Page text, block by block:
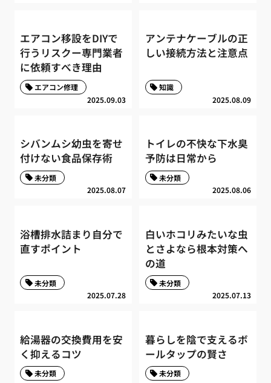
エアコン移設をDIYで
行うリスクー専門業者
に依頼すべき理由
2025.09.03
エアコン修理
アンテナケーブルの正
しい接続方法と注意点
2025.08.09
知識
シバンムシ幼虫を寄せ
付けない食品保存術
2025.08.07
未分類
トイレの不快な下水臭
予防は日常から
2025.08.06
未分類
浴槽排水詰まり自分で
直すポイント
2025.07.28
未分類
白いホコリみたいな虫
とさよなら根本対策へ
の道
2025.07.13
未分類
給湯器の交換費用を安
く抑えるコツ
未分類
暮らしを陰で支えるボ
ールタップの賢さ
未分類